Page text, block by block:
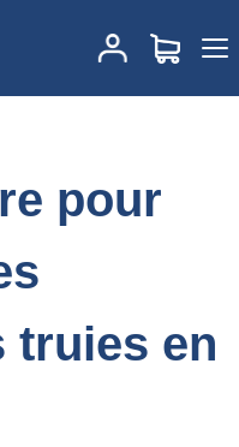
pour enregistrer les
pour
truies en